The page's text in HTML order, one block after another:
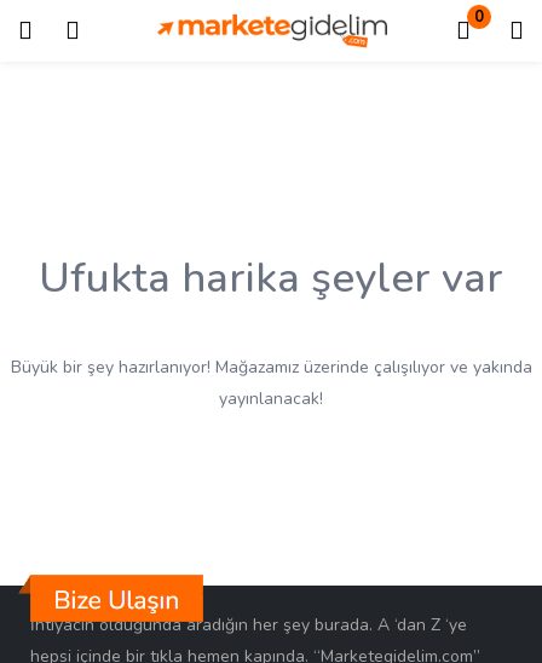
0
Giriş Kayıt ol
Ufukta harika şeyler var
Büyük bir şey hazırlanıyor! Mağazamız üzerinde çalışılıyor ve yakında
yayınlanacak!
İhtiyacın olduğunda aradığın her şey burada. A ‘dan Z ‘ye
hepsi içinde bir tıkla hemen kapında. “Marketegidelim.com”